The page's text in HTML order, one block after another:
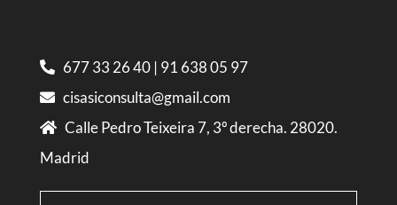
677 33 26 40| 91 638 05 97
cisasiconsulta@gmail.com
Calle Pedro Teixeira 7, 3º derecha. 28020.
Madrid